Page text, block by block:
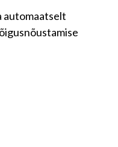
automaatselt